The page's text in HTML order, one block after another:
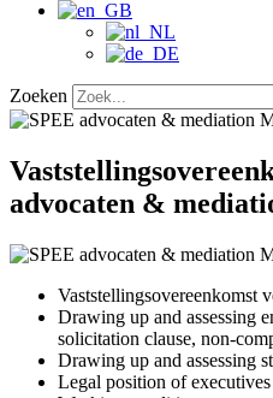
Zoeken
advocaten &
Vaststellingsovereenkomst
Drawing up and assessing
solicitation clause, non-
Drawing up and assessing
Legal position of executives